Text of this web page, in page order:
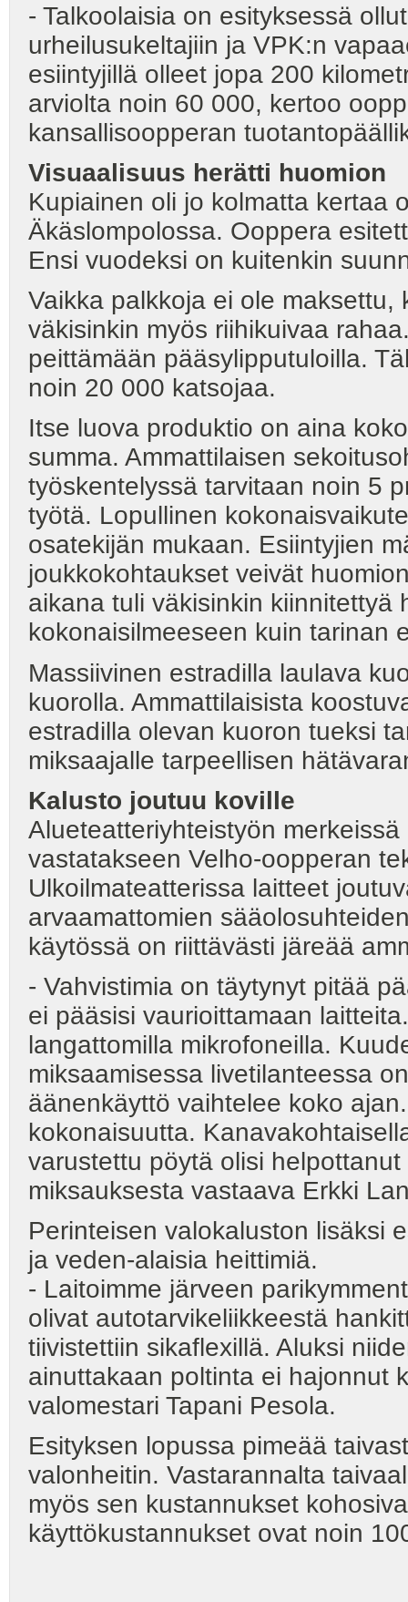
- Talkoolaisia on esityksessä
urheilusukeltajiin ja VPK:n
esiintyjillä olleet jopa 200
arviolta noin 60 000, kertoo
kansallisoopperan
Visuaalisuus herätti huomion
Kupiainen oli jo kolmatta kertaa
Äkäslompolossa. Ooppera
Ensi vuodeksi on kuitenkin
Vaikka palkkoja ei ole
väkisinkin myös riihikuivaa
peittämään pääsylipputuloilla.
noin 20 000 katsojaa.
Itse luova produktio on aina
summa. Ammattilaisen
työskentelyssä tarvitaan noin 5
työtä. Lopullinen
osatekijän mukaan. Esiintyjien
joukkokohtaukset veivät
aikana tuli väkisinkin kiinnitettyä
kokonaisilmeeseen kuin tarinan
Massiivinen estradilla laulava
kuorolla. Ammattilaisista
estradilla olevan kuoron tueksi
miksaajalle tarpeellisen
Kalusto joutuu koville
Alueteatteriyhteistyön
vastatakseen Velho-oopperan
Ulkoilmateatterissa laitteet
arvaamattomien
käytössä on riittävästi järeää
- Vahvistimia on täytynyt pitää
ei pääsisi vaurioittamaan
langattomilla mikrofoneilla.
miksaamisessa livetilanteessa
äänenkäyttö vaihtelee koko
kokonaisuutta.
varustettu pöytä olisi
miksauksesta vastaava Erkki
Perinteisen valokaluston lisäksi
ja veden-alaisia heittimiä.
- Laitoimme järveen
olivat autotarvikeliikkeestä
tiivistettiin sikaflexillä. Aluksi
ainuttakaan poltinta ei hajonnut
valomestari Tapani Pesola.
Esityksen lopussa pimeää
valonheitin. Vastarannalta
myös sen kustannukset
käyttökustannukset ovat noin